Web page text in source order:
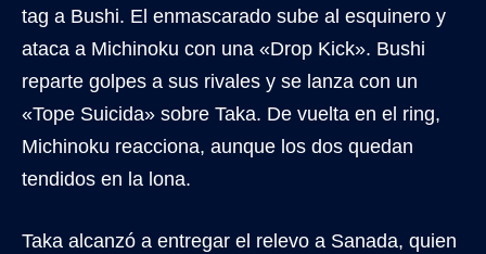
tag a Bushi. El enmascarado sube al esquinero y
ataca a Michinoku con una «Drop Kick». Bushi
reparte golpes a sus rivales y se lanza con un
«Tope Suicida» sobre Taka. De vuelta en el ring,
Michinoku reacciona, aunque los dos quedan
tendidos en la lona.
Taka alcanzó a entregar el relevo a Sanada, quien